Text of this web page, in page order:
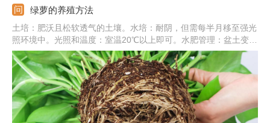
绿萝的养殖方法
土培：肥沃且松软透气的土壤。水培：耐阴，但需每半月移至强光
照环境中。光照和温度：室温20℃以上即可。水肥管理：盆土变干
需要及时浇水，一次浇透，秋冬减少浇水和施肥。常见病害：炭疽
病、根腐病、叶斑病。